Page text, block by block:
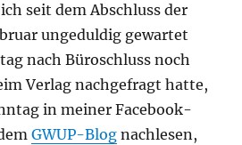
seit dem Abschluss der
ungeduldig gewartet
nach Büroschluss noch
Verlag nachgefragt hatte,
in meiner Facebook-
GWUP-Blog nachlesen,